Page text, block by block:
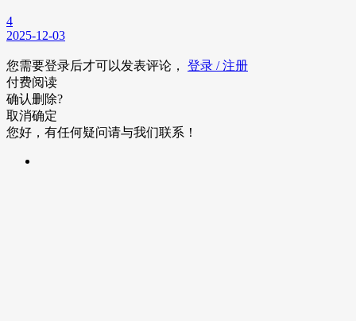
4
2025-12-03
您需要登录后才可以发表评论， 登录 / 注册
付费阅读
确认删除?
取消确定
您好，有任何疑问请与我们联系！